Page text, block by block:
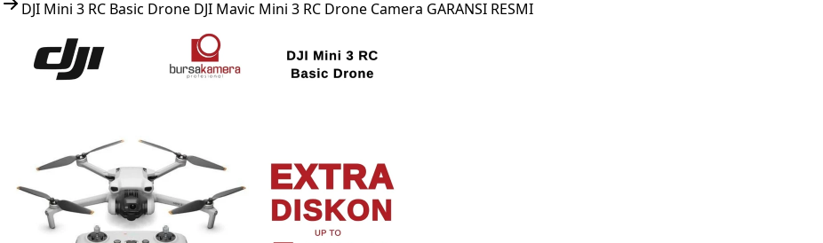
DJI Mini 3 RC Basic Drone DJI Mavic Mini 3 RC Drone Camera GARANSI RESMI